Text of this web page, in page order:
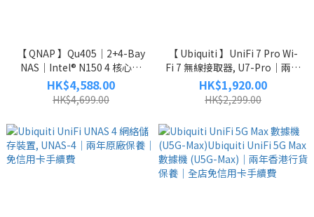
【 QNAP 】Qu405｜2+4-Bay
NAS｜Intel® N150 4 核心｜
16GB RAM｜兩年保養｜原裝
行貨｜免費送貨
HK$4,588.00
HK$4,699.00
【 Ubiquiti 】UniFi 7 Pro Wi-
Fi 7 無線接取器, U7-Pro｜兩年
原廠保養
HK$1,920.00
HK$2,299.00